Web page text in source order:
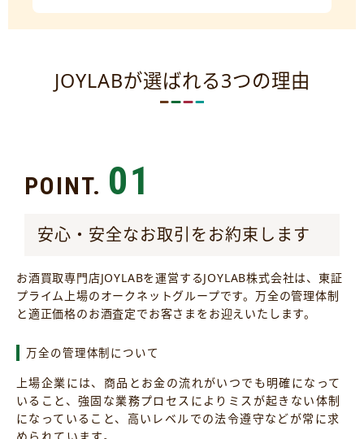
JOYLABが選ばれる3つの理由
POINT. 01
安心・安全なお取引をお約束します
お酒買取専門店JOYLABを運営するJOYLAB株式会社は、東証
プライム上場のオークネットグループです。万全の管理体制
と適正価格のお酒査定でお客さまをお迎えいたします。
万全の管理体制について
上場企業には、商品とお金の流れがいつでも明確になって
いること、強固な業務プロセスによりミスが起きない体制
になっていること、高いレベルでの法令遵守などが常に求
められています。